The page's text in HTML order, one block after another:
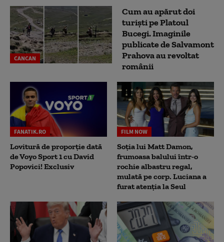
CANCAN
Cum au apărut doi
turiști pe Platoul
Bucegi. Imaginile
publicate de Salvamont
Prahova au revoltat
românii
FANATIK.RO
Lovitură de proporție dată
de Voyo Sport 1 cu David
Popovici! Exclusiv
FILM NOW
Soția lui Matt Damon,
frumoasa balului într-o
rochie albastru regal,
mulată pe corp. Luciana a
furat atenția la Seul